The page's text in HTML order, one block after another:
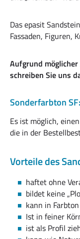
Das epasit
Fassaden, Figuren,
Aufgrund
schreiben Sie uns
Sonderfarbton SF:
Es ist möglich,
die in der
Vorteile des
haftet ohne
bildet keine
kann in
Ist in feiner
ist als Profil